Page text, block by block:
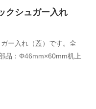
クシュガー入れ
ー入れ（蓋）です。全
品：Φ46mm×60mm机上